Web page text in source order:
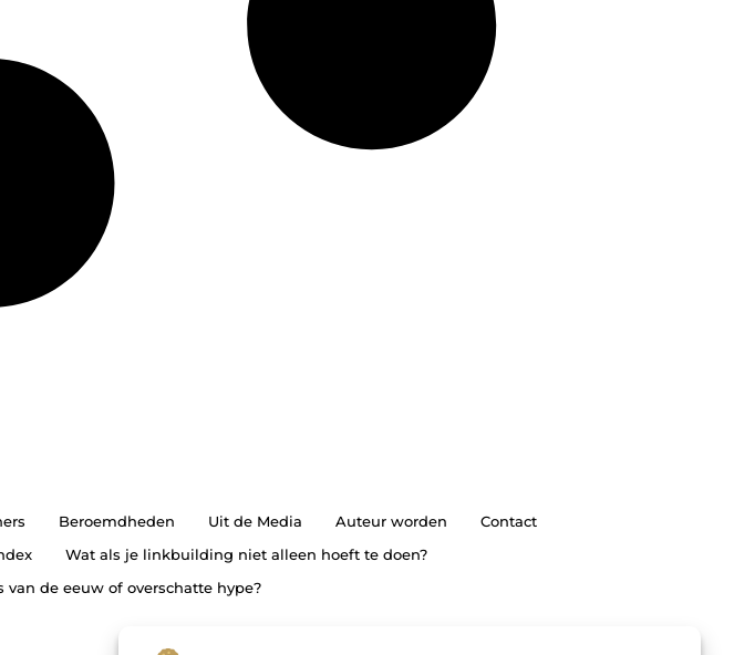
Beroemdheden Uit de Media Auteur worden
Contact
Wat als je linkbuilding niet alleen hoeft te doen?
de eeuw of overschatte hype?